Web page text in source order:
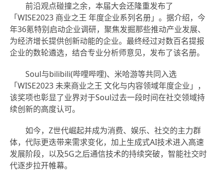
前沿观点碰撞之余，本届大会还隆重发布了
「WISE2023 商业之王 年度企业系列名册」。据介绍，今
年36氪特别启动企业调研，聚焦发掘那些推动产业发展、
为经济增长提供创新动能的企业。最终经过对数百名提报
企业的数轮遴选，结合专业分析师意见，发布了该名册。
Soul与bilibili(哔哩哔哩)、米哈游等共同入选
「WISE2023 未来商业之王 文化与内容领域年度企业」，
该奖项也彰显了业界对于Soul过去一段时间在社交领域持
续创新的高度认可。
如今，Z世代崛起并成为消费、娱乐、社交的主力群
体，代际更迭带来需求变化，加上生成式AI技术进入高速
发展阶段，以及5G之后通信技术的持续突破，智能社交时
代逐步拉开帷幕。